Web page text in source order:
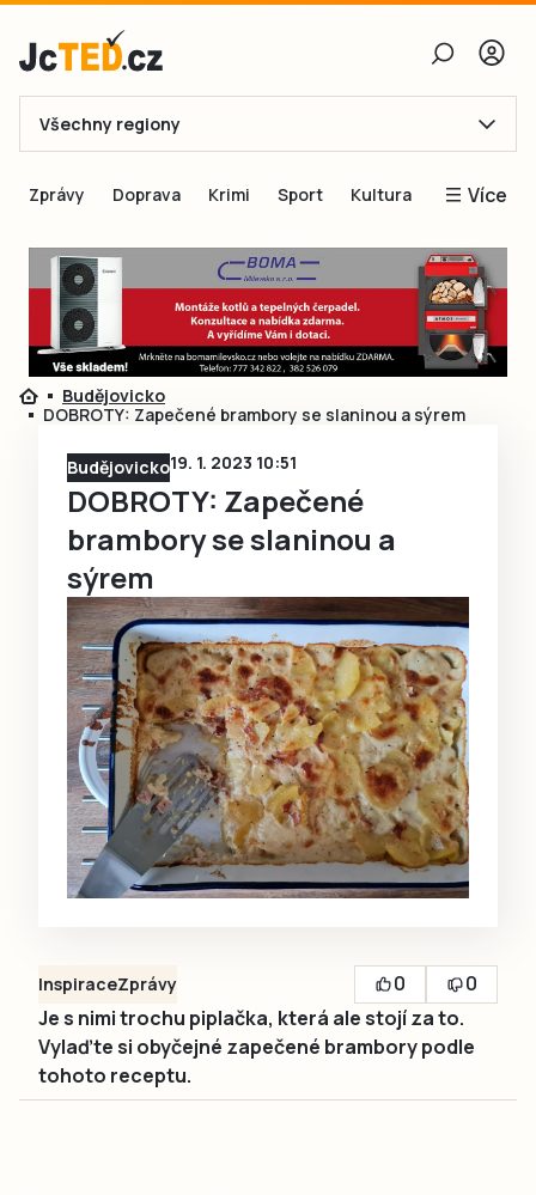
E-mail
Obnovit heslo
Přihlásit se
Přihlásit se přes Facebook
Ještě nemám účet, chci se
Všechny regiony
Zprávy Doprava Krimi Sport Kultura Více
Blogy
Inspirace
Čtenáři píší
Speciální přílohy
Budějovicko
DOBROTY: Zapečené brambory se slaninou a sýrem
Budějovicko19. 1. 2023 10:51
DOBROTY: Zapečené
brambory se slaninou a
sýrem
InspiraceZprávy 0
0
Je s nimi trochu piplačka, která ale stojí za to.
Vylaďte si obyčejné zapečené brambory podle
tohoto receptu.